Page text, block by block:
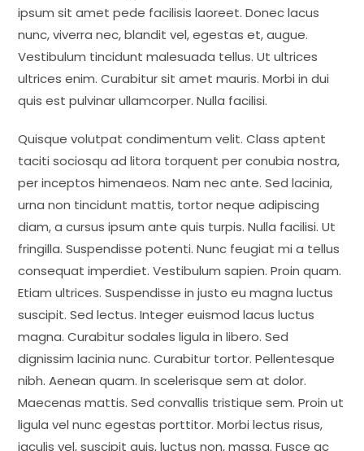
ipsum sit amet pede facilisis laoreet. Donec lacus
nunc, viverra nec, blandit vel, egestas et, augue.
Vestibulum tincidunt malesuada tellus. Ut ultrices
ultrices enim. Curabitur sit amet mauris. Morbi in dui
quis est pulvinar ullamcorper. Nulla facilisi.
Quisque volutpat condimentum velit. Class aptent
taciti sociosqu ad litora torquent per conubia nostra,
per inceptos himenaeos. Nam nec ante. Sed lacinia,
urna non tincidunt mattis, tortor neque adipiscing
diam, a cursus ipsum ante quis turpis. Nulla facilisi. Ut
fringilla. Suspendisse potenti. Nunc feugiat mi a tellus
consequat imperdiet. Vestibulum sapien. Proin quam.
Etiam ultrices. Suspendisse in justo eu magna luctus
suscipit. Sed lectus. Integer euismod lacus luctus
magna. Curabitur sodales ligula in libero. Sed
dignissim lacinia nunc. Curabitur tortor. Pellentesque
nibh. Aenean quam. In scelerisque sem at dolor.
Maecenas mattis. Sed convallis tristique sem. Proin ut
ligula vel nunc egestas porttitor. Morbi lectus risus,
iaculis vel, suscipit quis, luctus non, massa. Fusce ac